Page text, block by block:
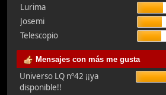
Lurima
Josemi
Telescopio
Mensajes con más me gusta
Universo LQ nº42 ¡¡ya
disponible!!